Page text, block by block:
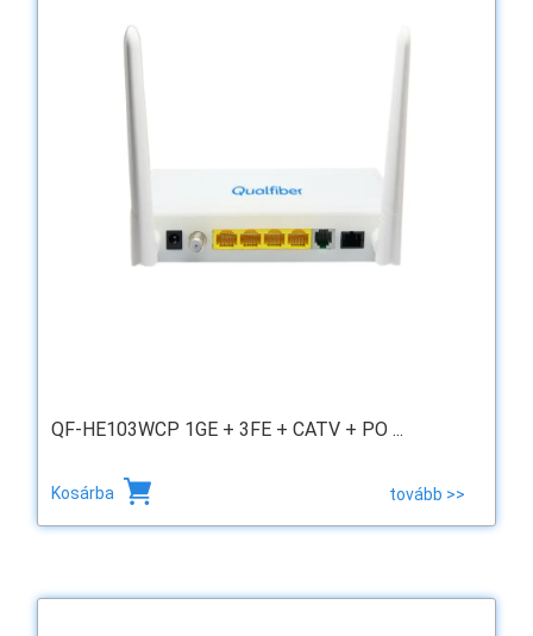
QF-HE103WCP 1GE + 3FE + CATV + PO ...
Kosárba tovább >>